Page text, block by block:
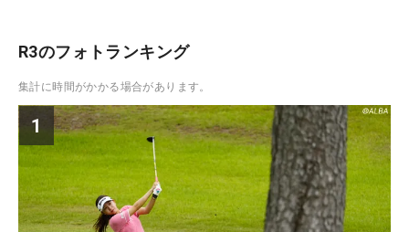
R3のフォトランキング
集計に時間がかかる場合があります。
1